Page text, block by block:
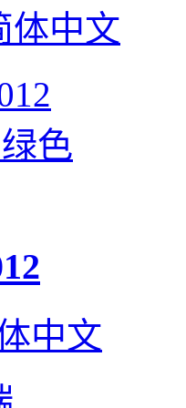
体中文
中文